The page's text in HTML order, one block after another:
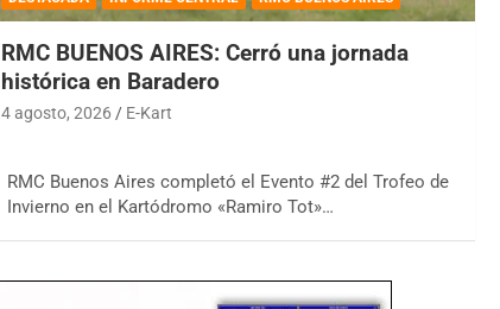
RMC BUENOS AIRES: Cerró una jornada
histórica en Baradero
4 agosto, 2026 E-Kart
RMC Buenos Aires completó el Evento #2 del Trofeo de
Invierno en el Kartódromo «Ramiro Tot»…